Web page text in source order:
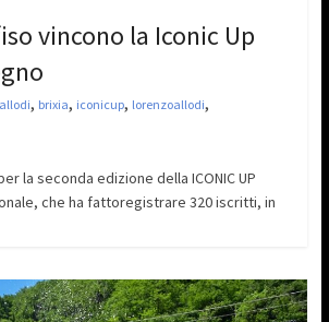
vincono la Iconic Up
allodi, brixia, iconicup, lorenzoallodi,
la seconda edizione della ICONIC UP
che ha fattoregistrare 320 iscritti, in